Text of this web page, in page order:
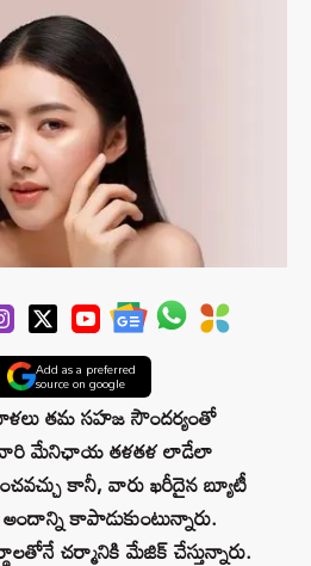
Add as a preferred
source on google
తమ సహజ సౌందర్యం‌తో
వారి మేనిఛాయ తళతళ లాడేలా
కానీ, వారు ఖరీదైన బ్యూటీ
కాపాడుకుంటున్నారు.
చర్మానికి మేజిక్ చేస్తున్నారు.